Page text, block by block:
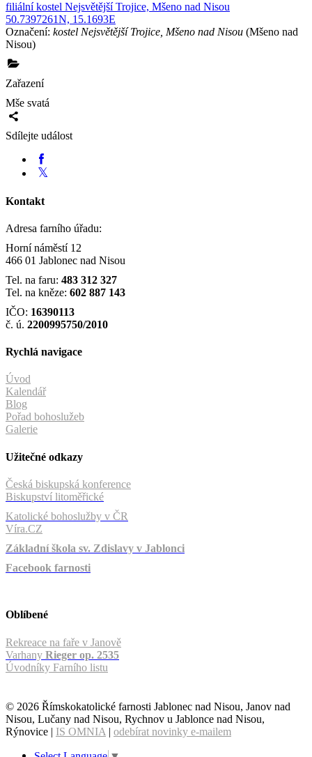
filiální kostel Nejsvětější Trojice, Mšeno nad Nisou
50.7397261N, 15.1693E
Označení: kostel Nejsvětější Trojice, Mšeno nad Nisou (Mšeno nad
Nisou)
Zařazení
Mše svatá
Sdílejte událost
Kontakt
Adresa farního úřadu:
Horní náměstí 12
466 01 Jablonec nad Nisou
Tel. na faru: 483 312 327
Tel. na kněze: 602 887 143
IČO: 16390113
č. ú. 2200995750/2010
Rychlá navigace
Úvod
Kalendář
Blog
Pořad bohoslužeb
Galerie
Užitečné odkazy
Česká biskupská konference
Biskupství litoměřické
Katolické bohoslužby v ČR
Víra.CZ
Základní škola sv. Zdislavy v Jablonci
Facebook farnosti
Oblíbené
Rekreace na faře v Janově
Varhany Rieger op. 2535
Úvodníky Farního listu
© 2026 Římskokatolické farnosti Jablonec nad Nisou, Janov nad
Nisou, Lučany nad Nisou, Rychnov u Jablonce nad Nisou,
Rýnovice | IS OMNIA | odebírat novinky e-mailem